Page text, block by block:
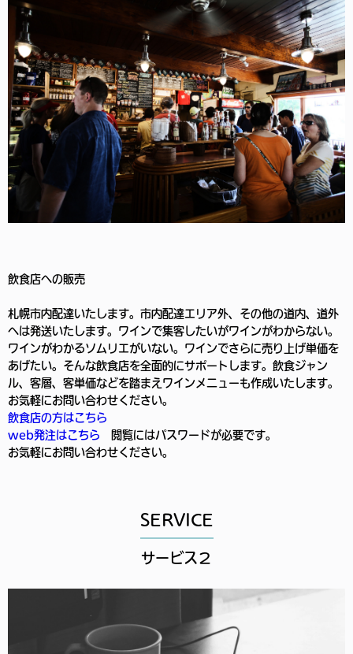
飲食店への販売
札幌市内配達いたします。市内配達エリア外、その他の道内、道外
へは発送いたします。ワインで集客したいがワインがわからない。
ワインがわかるソムリエがいない。ワインでさらに売り上げ単価を
あげたい。そんな飲食店を全面的にサポートします。飲食ジャン
ル、客層、客単価などを踏まえワインメニューも作成いたします。
お気軽にお問い合わせください。
飲食店の方はこちら
web発注はこちら 閲覧にはパスワードが必要です。
お気軽にお問い合わせください。
SERVICE
サービス２